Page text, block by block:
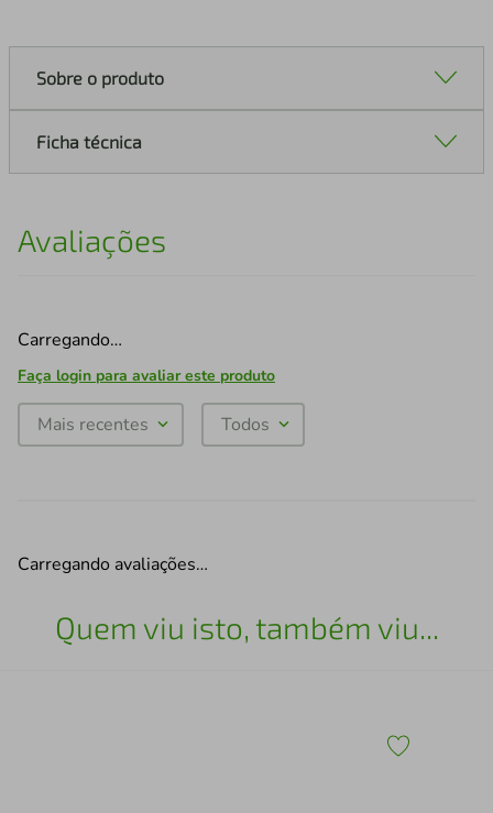
Sobre o produto
Ficha técnica
Avaliações
Carregando…
Faça login para avaliar este produto
Mais recentes Todos
Carregando avaliações…
Quem viu isto, também viu...